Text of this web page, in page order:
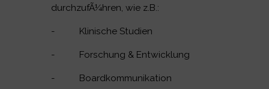
durchzufÃ¼hren, wie z.B.:
- Klinische Studien
- Forschung & Entwicklung
- Boardkommunikation